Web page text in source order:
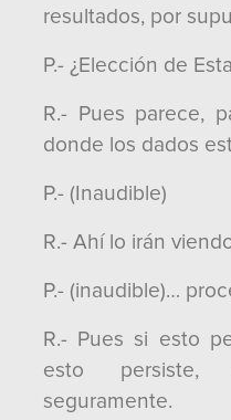
resultados, por
P.- ¿Elección de
R.- Pues parece,
donde los dados
P.- (Inaudible)
R.- Ahí lo irán
P.- (inaudible)…
R.- Pues si esto
esto
seguramente.